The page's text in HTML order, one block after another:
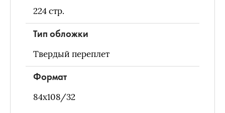
224стр.
Тип обложки
Твердый переплет
Формат
84х108/32